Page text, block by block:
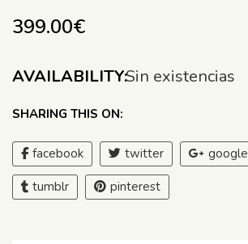
399.00€
AVAILABILITY:Sin existencias
SHARING THIS ON:
facebook twitter google
tumblr pinterest